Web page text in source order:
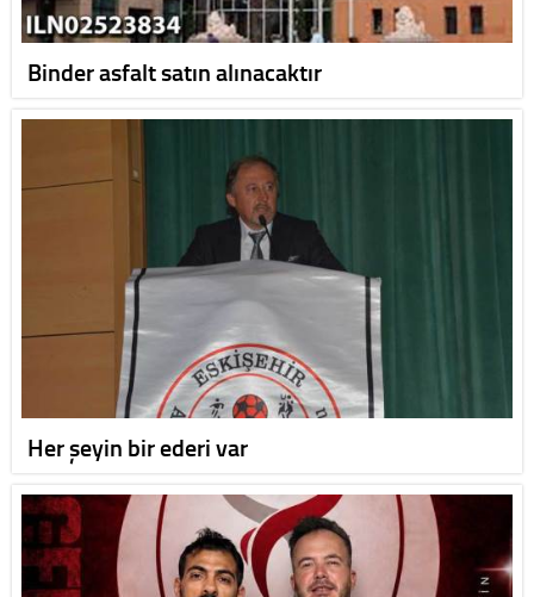
Binder asfalt satın alınacaktır
Her şeyin bir ederi var